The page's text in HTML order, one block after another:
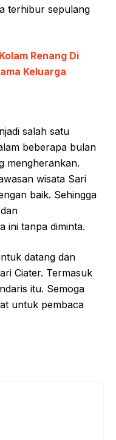
terhibur sepulang
Renang Di
Keluarga
salah satu
beberapa bulan
mengherankan.
wisata Sari
baik. Sehingga
ini tanpa diminta.
datang dan
Ciater. Termasuk
itu. Semoga
untuk pembaca